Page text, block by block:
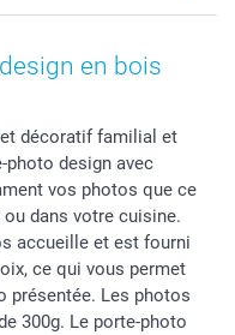
bonbons
en bois
décoratif familial et
photo design avec
vos photos que ce
dans votre cuisine.
accueille et est fourni
ce qui vous permet
présentée. Les photos
300g. Le porte-photo